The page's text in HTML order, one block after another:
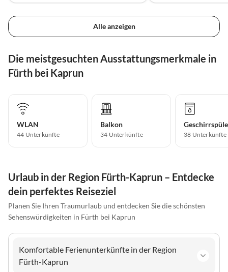
Alle anzeigen
Die meistgesuchten Ausstattungsmerkmale in
Fürth bei Kaprun
WLAN
44 Unterkünfte
Balkon
34 Unterkünfte 38 Unterkünfte
Urlaub in der Region Fürth-Kaprun – Entdecke
dein perfektes Reiseziel
Planen Sie Ihren Traumurlaub und entdecken Sie die schönsten
Sehenswürdigkeiten in Fürth bei Kaprun
Komfortable Ferienunterkünfte in der Region
Fürth-Kaprun